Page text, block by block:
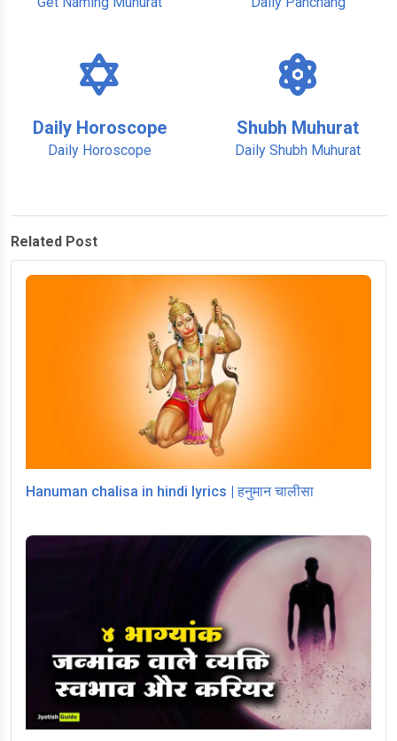
Daily Horoscope
Daily Horoscope
Shubh Muhurat
Daily Shubh Muhurat
Related Post
Hanuman chalisa in hindi lyrics | हनुमान चालीसा